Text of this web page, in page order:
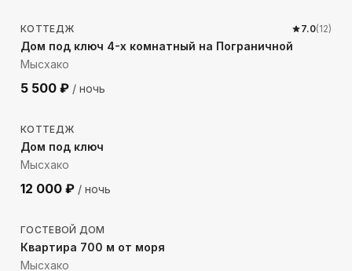
КОТТЕДЖ 7.0(12)
Дом под ключ 4-х комнатный на Пограничной
Мысхако
5 500 ₽ / ночь
945м до моря
КОТТЕДЖ
Дом под ключ
Мысхако
12 000 ₽ / ночь
732 м до моря
ГОСТЕВОЙ ДОМ
Квартира 700 м от моря
Мысхако